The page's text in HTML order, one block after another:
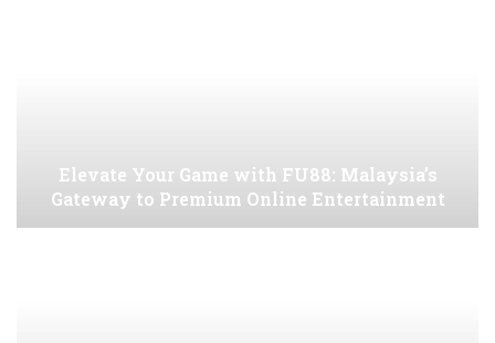
Elevate Your Game with FU88: Malaysia’s
Gateway to Premium Online Entertainment